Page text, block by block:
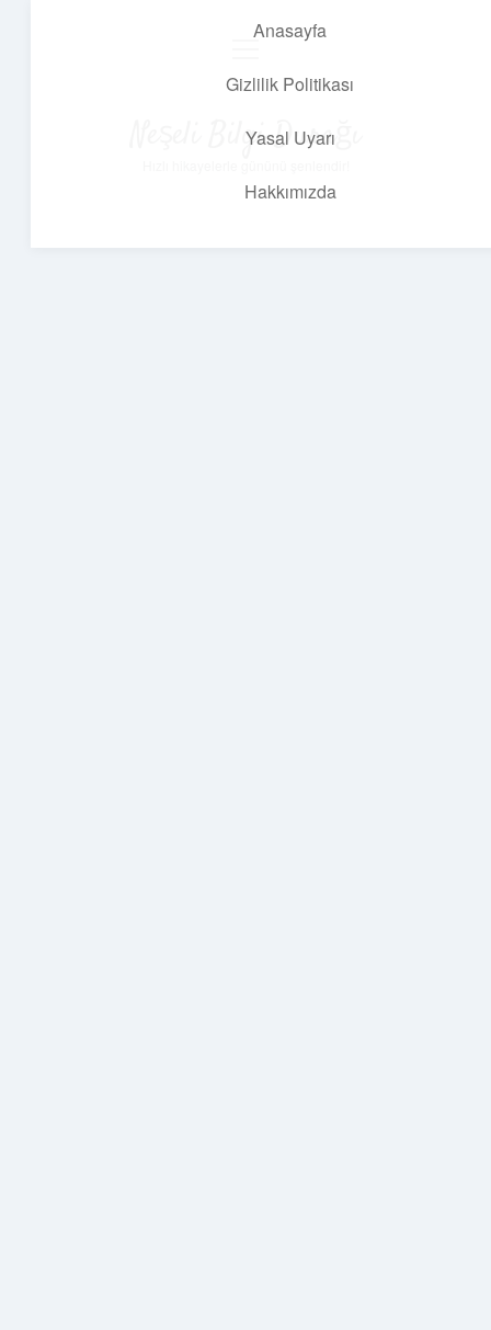
Anasayfa
Gizlilik Politikası
Yasal Uyarı
Hakkımızda
Neşeli Bilgi Durağı